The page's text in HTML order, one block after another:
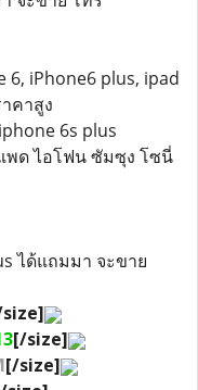
6, iPhone6 plus, ipad
คาสูง
6s plus
พด ไอโฟน ซัมซุง โซนี่
ได้แถมมา จะขาย
size]
[/size]
[/size]